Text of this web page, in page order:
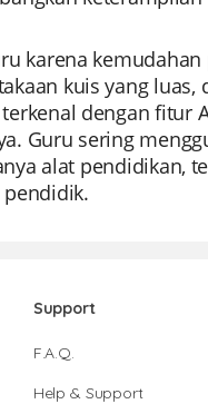
karena
kuis yang luas,
dengan fitur
Guru sering
alat pendidikan,
pendidik.
Support
F.A.Q.
Help & Support